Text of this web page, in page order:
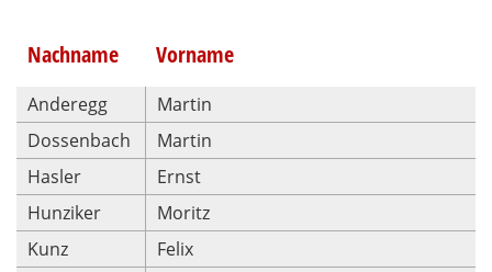
Nachname Vorname
Anderegg
Martin
Dossenbach
Martin
Hasler
Ernst
Hunziker
Moritz
Kunz
Felix